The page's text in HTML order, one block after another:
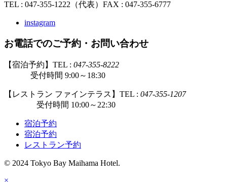
TEL : 047-355-1222（代表） FAX : 047-355-6777
instagram
お電話でのご予約・お問い合わせ
【宿泊予約】TEL : 047-355-8222
受付時間 9:00～18:30
【レストラン ファインテラス】TEL : 047-355-1207
受付時間 10:00～22:30
宿泊予約
宿泊予約
レストラン予約
© 2024 Tokyo Bay Maihama Hotel.
×